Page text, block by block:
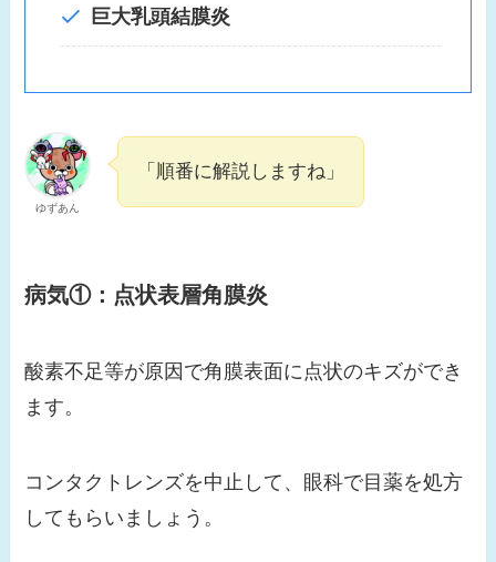
巨大乳頭結膜炎
ゆずあん
「順番に解説しますね」
病気①：点状表層角膜炎
酸素不足等が原因で角膜表面に点状のキズができ
ます。
コンタクトレンズを中止して、眼科で目薬を処方
してもらいましょう。